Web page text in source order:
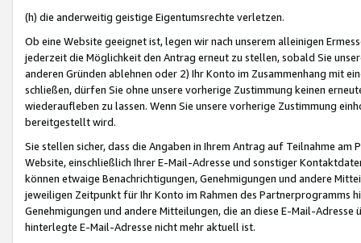
(h) die anderweitig geistige Eigentumsrechte verletzen.
Ob eine Website geeignet ist, legen wir nach unserem alleinigen
jederzeit die Möglichkeit den Antrag erneut zu stellen, sobald Sie
anderen Gründen ablehnen oder 2) Ihr Konto im Zusammenhang mit
schließen, dürfen Sie ohne unsere vorherige Zustimmung keinen
wiederaufleben zu lassen. Wenn Sie unsere vorherige Zustimmung
bereitgestellt wird.
Sie stellen sicher, dass die Angaben in Ihrem Antrag auf Teilnahme
Website, einschließlich Ihrer E-Mail-Adresse und sonstiger
können etwaige Benachrichtigungen, Genehmigungen und andere
jeweiligen Zeitpunkt für Ihr Konto im Rahmen des Partnerprogramms
Genehmigungen und andere Mitteilungen, die an diese E-Mail-
hinterlegte E-Mail-Adresse nicht mehr aktuell ist.